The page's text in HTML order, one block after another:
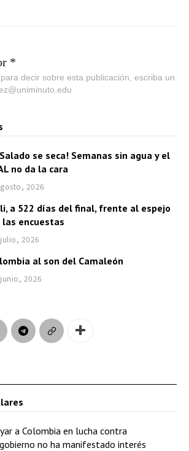
*
decir sobre esta publicación, escriba un
se seca! Semanas sin agua y el
no da la cara
2026
a 522 días del final, frente al espejo
las encuestas
2026
al son del Camaleón
2026
a Colombia en lucha contra
no ha manifestado interés